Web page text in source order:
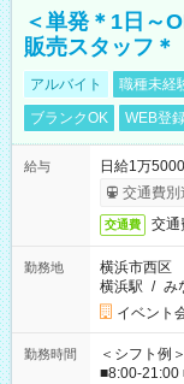
＜単発＊1日～
販売スタッフ＊
アルバイト 職種未経
ブランクOK
WEB登
給与
日給1万
交通費別
交通費 交通
勤務地
横浜市西区
横浜駅 / み
イベント
勤務時間
＜シフト例
■8:00-